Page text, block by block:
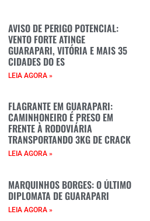
AVISO DE PERIGO POTENCIAL:
VENTO FORTE ATINGE
GUARAPARI, VITÓRIA E MAIS 35
CIDADES DO ES
LEIA AGORA »
FLAGRANTE EM GUARAPARI:
CAMINHONEIRO É PRESO EM
FRENTE À RODOVIÁRIA
TRANSPORTANDO 3KG DE CRACK
LEIA AGORA »
MARQUINHOS BORGES: O ÚLTIMO
DIPLOMATA DE GUARAPARI
LEIA AGORA »